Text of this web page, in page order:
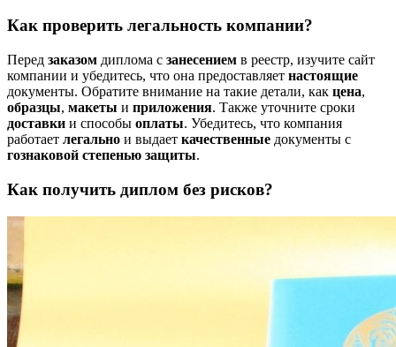
Как проверить легальность компании?
Перед заказом диплома с занесением в реестр, изучите сайт
компании и убедитесь, что она предоставляет настоящие
документы. Обратите внимание на такие детали, как цена,
образцы, макеты и приложения. Также уточните сроки
доставки и способы оплаты. Убедитесь, что компания
работает легально и выдает качественные документы с
гознаковой степенью защиты.
Как получить диплом без рисков?